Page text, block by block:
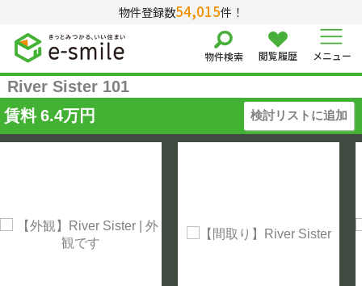
物件登録数54,015件！
物件検索 閲覧履歴 メニュー
River Sister 101
賃料 6.4万円 検討リストに追加